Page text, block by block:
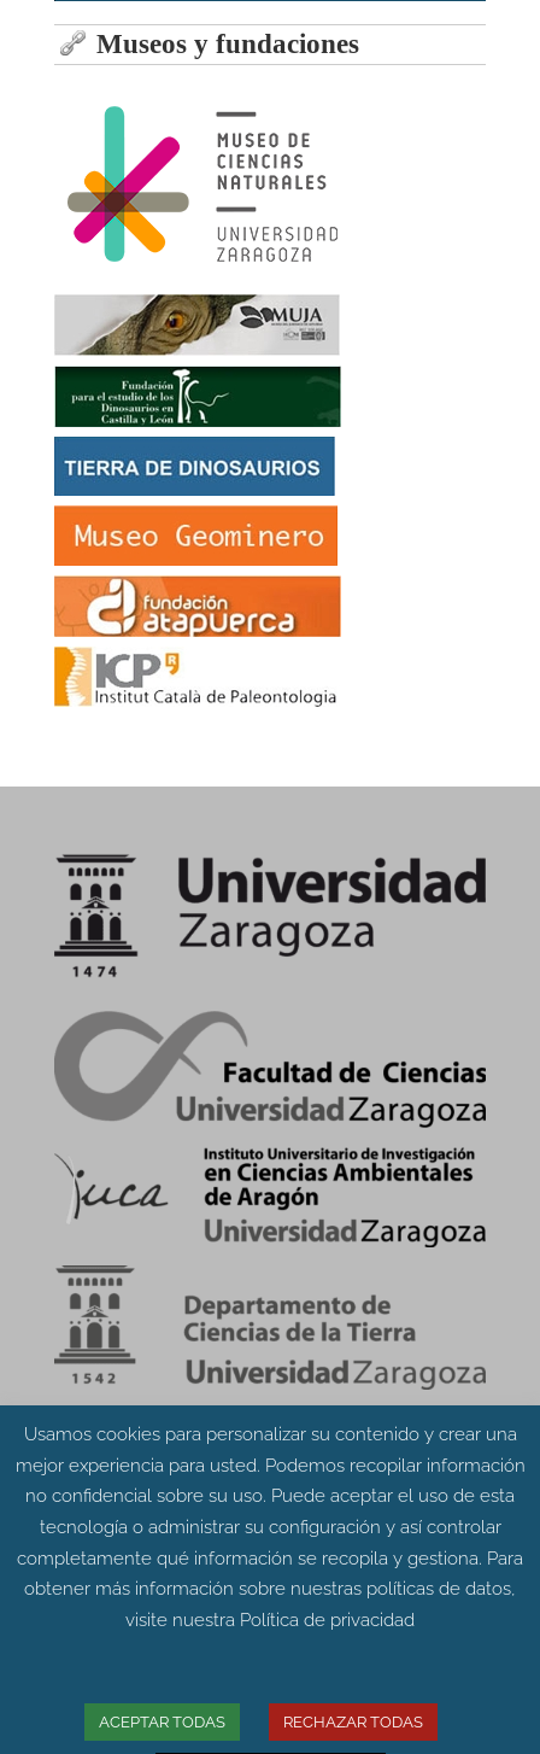
Museos y fundaciones
Aviso Legal
Política de Privacidad
Edificio de Geológicas. Pedro Cerbuna 12 - 50009
ZARAGOZA
Usamos cookies para personalizar su contenido y crear una
mejor experiencia para usted. Podemos recopilar información
no confidencial sobre su uso. Puede aceptar el uso de esta
tecnología o administrar su configuración y así controlar
completamente qué información se recopila y gestiona. Para
obtener más información sobre nuestras políticas de datos,
visite nuestra Política de privacidad
ACEPTAR TODAS RECHAZAR TODAS